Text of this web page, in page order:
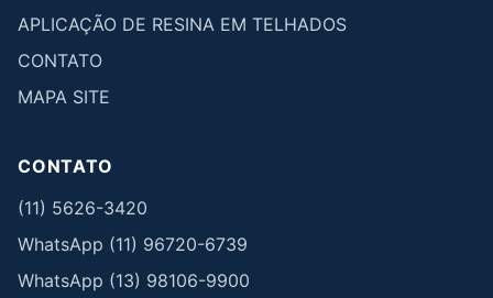
APLICAÇÃO DE RESINA EM TELHADOS
CONTATO
MAPA SITE
CONTATO
(11) 5626-3420
WhatsApp (11) 96720-6739
WhatsApp (13) 98106-9900